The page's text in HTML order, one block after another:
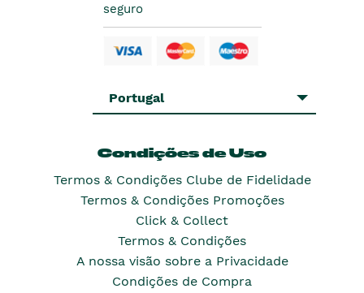
seguro
Portugal
Condições de Uso
Termos & Condições Clube de Fidelidade
Termos & Condições Promoções
Click & Collect
Termos & Condições
A nossa visão sobre a Privacidade
Condições de Compra